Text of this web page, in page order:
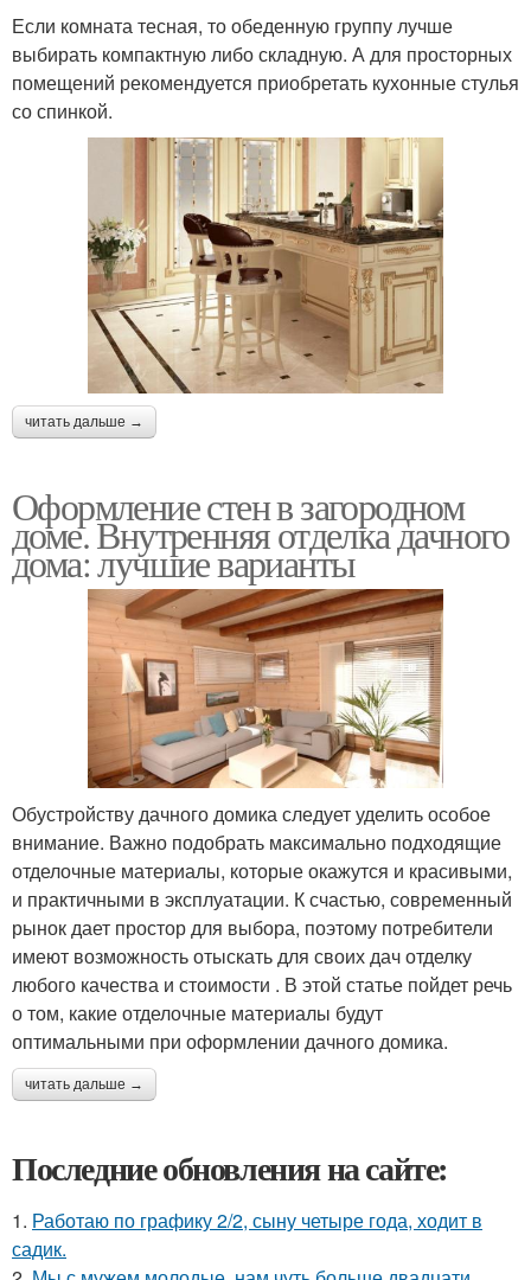
Если комната тесная, то обеденную группу лучше
выбирать компактную либо складную. А для просторных
помещений рекомендуется приобретать кухонные стулья
со спинкой.
читать дальше →
Оформление стен в загородном
доме. Внутренняя отделка дачного
дома: лучшие варианты
Обустройству дачного домика следует уделить особое
внимание. Важно подобрать максимально подходящие
отделочные материалы, которые окажутся и красивыми,
и практичными в эксплуатации. К счастью, современный
рынок дает простор для выбора, поэтому потребители
имеют возможность отыскать для своих дач отделку
любого качества и стоимости . В этой статье пойдет речь
о том, какие отделочные материалы будут
оптимальными при оформлении дачного домика.
читать дальше →
Последние обновления на сайте:
1. Работаю по графику 2/2, сыну четыре года, ходит в
садик.